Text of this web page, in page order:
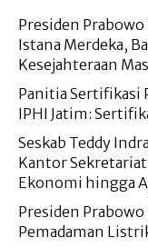
Presiden
Istana Merdeka,
Kesejahteraan
Panitia Sertifikasi
IPHI Jatim:
Seskab Teddy
Kantor
Ekonomi hingga
Presiden
Pemadaman